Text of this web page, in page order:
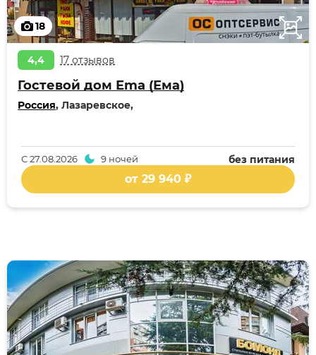
18
4,4 17 отзывов
Гостевой дом Еma (Ема)
Россия, Лазаревское,
без питания
С27.08.2026 9 ночей
от 29 940 ₽